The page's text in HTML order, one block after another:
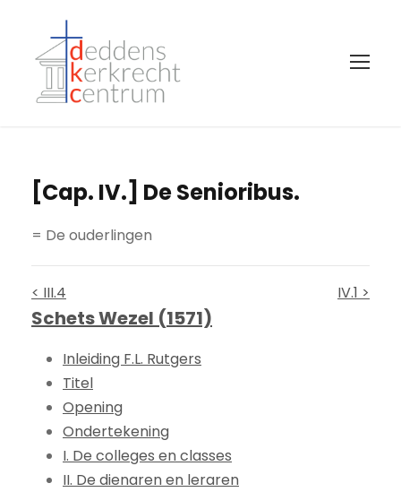
[Cap. IV.] De Senioribus.
= De ouderlingen
< III.4 IV.1 >
Schets Wezel (1571)
Inleiding F.L. Rutgers
Titel
Opening
Ondertekening
I. De colleges en classes
II. De dienaren en leraren